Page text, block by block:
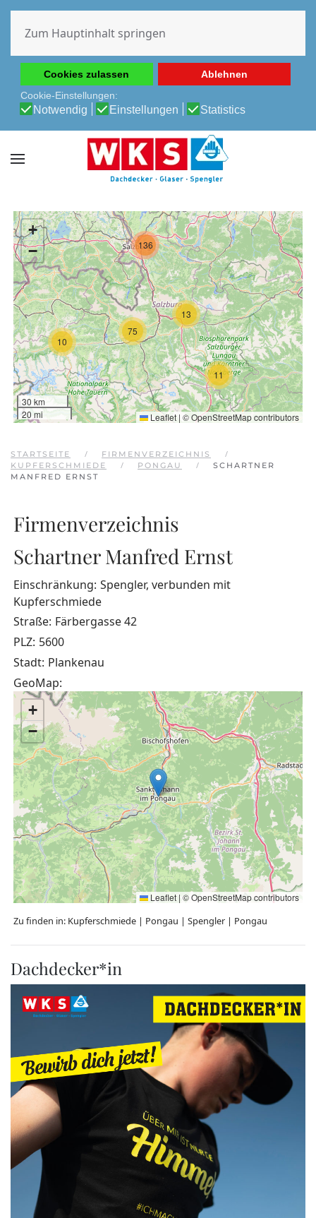
Erfahrung auf unserer Website zu ermöglichen.
Cookie-Richtlinie
Datenschutz-Bestimmungen
Cookies zulassen
Ablehnen
Cookie-Einstellungen:
Notwendig Einstellungen Statistics
Zum Hauptinhalt springen
10
11
13
75
136
+
−
30 km
20 mi
Leaflet | ©OpenStreetMapcontributors
STARTSEITE
FIRMENVERZEICHNIS
KUPFERSCHMIEDE
PONGAU
SCHARTNER
MANFRED ERNST
Firmenverzeichnis
Schartner Manfred Ernst
Einschränkung: Spengler, verbunden mit
Kupferschmiede
Straße: Färbergasse 42
PLZ: 5600
Stadt: Plankenau
GeoMap:
+
−
Leaflet | ©OpenStreetMapcontributors
Zu finden in: Kupferschmiede | Pongau | Spengler | Pongau
Dachdecker*in